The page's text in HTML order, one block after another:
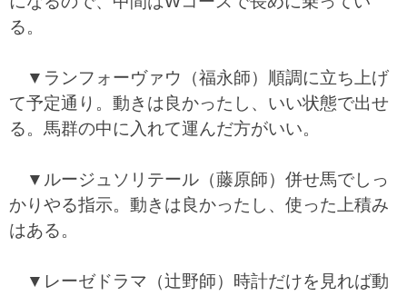
る。
▼ランフォーヴァウ（福永師）順調に立ち上げ
て予定通り。動きは良かったし、いい状態で出せ
る。馬群の中に入れて運んだ方がいい。
▼ルージュソリテール（藤原師）併せ馬でしっ
かりやる指示。動きは良かったし、使った上積み
はある。
▼レーゼドラマ（辻野師）時計だけを見れば動